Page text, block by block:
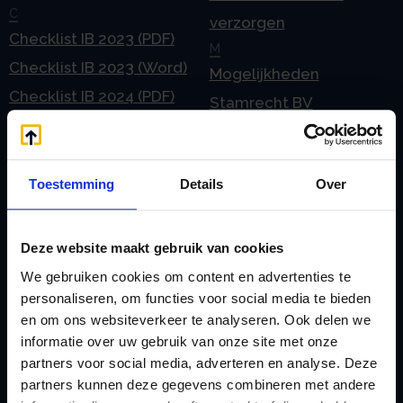
Toestemming Details Over
Deze website maakt gebruik van cookies
We gebruiken cookies om content en advertenties te
personaliseren, om functies voor social media te bieden
en om ons websiteverkeer te analyseren. Ook delen we
informatie over uw gebruik van onze site met onze
partners voor social media, adverteren en analyse. Deze
partners kunnen deze gegevens combineren met andere
C
Checklist IB 2023 (PDF)
Checklist IB 2023 (Word)
Checklist IB 2024 (PDF)
Checklist IB 2024 (Word)
Checklist IB 2025 (Word)
Contact
Stamrecht BV
Emigratie
Emigratie Pensioen BV
verzorgen
M
Mogelijkheden
Stamrecht BV
Ontbinden Stamrecht
Onzakelijke lening
Stamrecht BV
Oprichten BV door
StamrechtBV.com
Overdracht vanuit
banksparen